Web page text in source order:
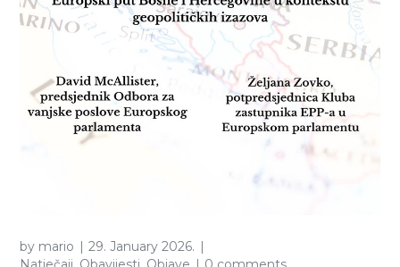
by mario
29. January 2026.